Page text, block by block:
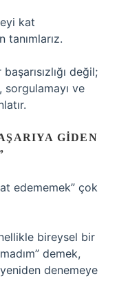
kat
değil;
sorgulamayı ve
GIDEN
edememek” çok
bireysel bir
demek,
denemeye